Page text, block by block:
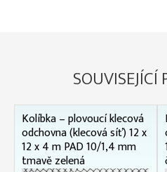
Kolíbka – plovoucí klecová
odchovna (klecová síť) 12 x
12 x 4 m PAD 10/1,4 mm
tmavě zelená